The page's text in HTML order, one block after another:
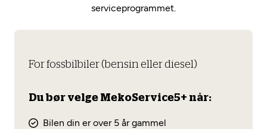
serviceprogrammet.
For fossbilbiler (bensin eller diesel)
Du bør velge MekoService5+ når:
Bilen din er over 5 år gammel